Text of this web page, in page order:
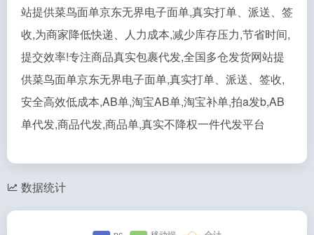
站提供菜鸟面单京东无界电子面单,真实打单、派送、签
收,为商家降低快递、人力成本,减少库存压力,节省时间,
提交效率!专注商品真实包裹代发,全国多仓发货网站提
供菜鸟面单京东无界电子面单,真实打单、派送、签收,
安全高效低成本,AB单,淘宝AB单,淘宝补单,拍a发b,AB
单代发,商品代发,商品单,真实不降权一件代发平台
数据统计